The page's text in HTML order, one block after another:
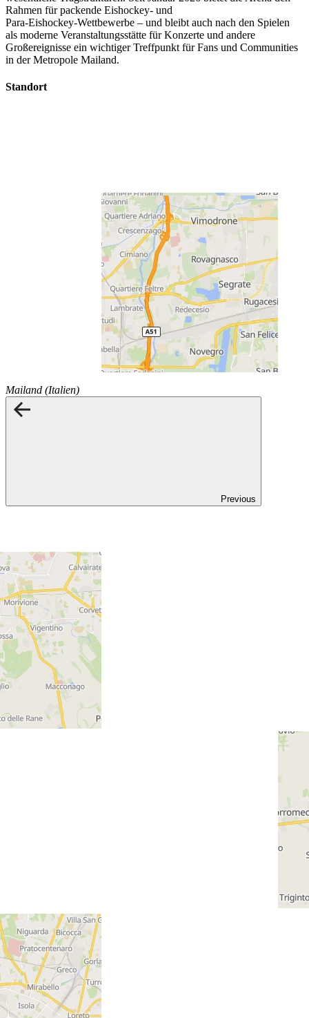
Rahmen für packende Eishockey- und
Para‑Eishockey‑Wettbewerbe – und bleibt auch nach den Spielen
als moderne Veranstaltungsstätte für Konzerte und andere
Großereignisse ein wichtiger Treffpunkt für Fans und Communities
in der Metropole Mailand.
Standort
Mailand (Italien)
Previous